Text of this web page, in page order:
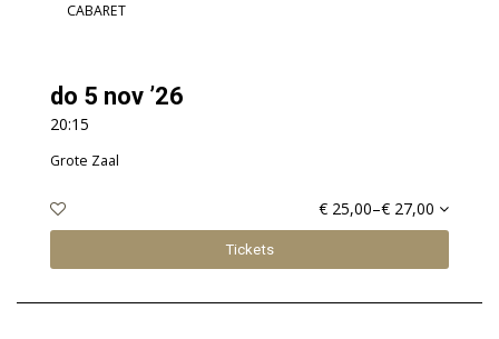
CABARET
do 5 nov ’26
20:15
Grote Zaal
€ 25,00–€ 27,00
Tickets